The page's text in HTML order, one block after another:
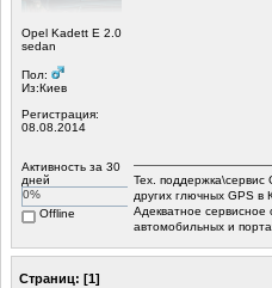
Opel Kadett E 2.0
sedan
Пол:
Из:Киев
Регистрация:
08.08.2014
Активность за 30
дней
0%
Offline
Тех.
других глючных GPS в
Адекватное сервисное
автомобильных и
Страниц: [1]